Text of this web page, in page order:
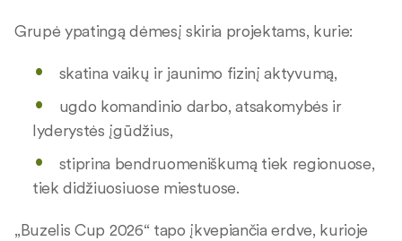
Grupė ypatingą dėmesį skiria projektams, kurie:
skatina vaikų ir jaunimo fizinį aktyvumą,
ugdo komandinio darbo, atsakomybės ir
lyderystės įgūdžius,
stiprina bendruomeniškumą tiek regionuose,
tiek didžiuosiuose miestuose.
„Buzelis Cup 2026“ tapo įkvepiančia erdve, kurioje